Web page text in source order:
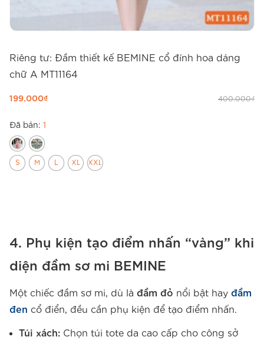
Riêng tư: Đầm thiết kế BEMINE cổ đính hoa dáng
chữ A MT11164
199.000₫ 400.000₫
Đã bán: 1
S M L XL XXL
4. Phụ kiện tạo điểm nhấn “vàng” khi
diện đầm sơ mi BEMINE
Một chiếc đầm sơ mi, dù là đầm đỏ nổi bật hay đầm
đen cổ điển, đều cần phụ kiện để tạo điểm nhấn.
Túi xách: Chọn túi tote da cao cấp cho công sở